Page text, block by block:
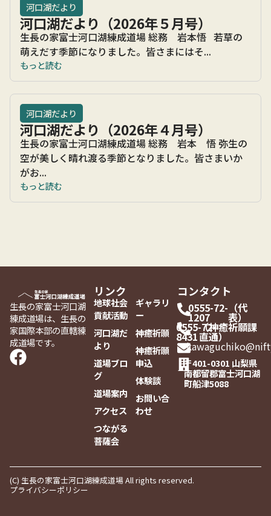
河口湖だより
河口湖だより（2026年５月号）
生長の家富士河口湖練成道場 総務 岩本悟 若草の
萌えだす季節になりました。皆さまにはそ...
もっと読む
河口湖だより
河口湖だより（2026年４月号）
生長の家富士河口湖練成道場 総務 岩本 悟 弥生の
空が美しく晴れ渡る季節となりました。皆さまいか
がお...
もっと読む
生長の家富士河口湖
練成道場は、生長の
家国際本部の直轄練
成道場です。
リンク
地球社会
貢献活動
河口湖だ
より
道場ブロ
グ
道場案内
アクセス
つながる
菩薩会
ギャラリ
ー
神癒祈願
神癒祈願
申込
体験談
お問い合
わせ
コンタクト
0555-72-
1207
（代
表）
0555-72-
8431
（神癒祈願課
直通）
〒401-0301 山梨県
南都留郡富士河口湖
町船津5088
(C) 生長の家富士河口湖練成道場 All rights reserved.
プライバシーポリシー